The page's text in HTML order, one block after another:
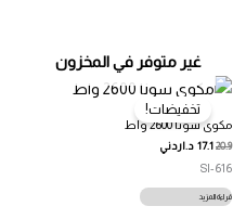
غير متوفر في المخزون
تخفيضات!
مكوى سونا 2600 واط
20.9
17.1 د.اردني
SI-616
قراءة المزيد